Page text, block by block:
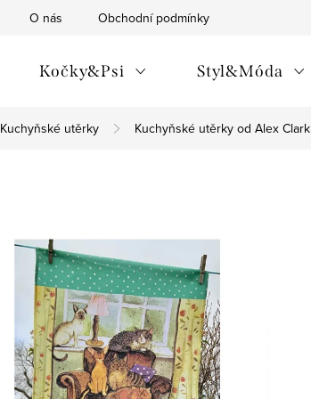
O nás Obchodní podmínky
Kočky&Psi Styl&Móda
Kuchyňské utěrky Kuchyňské utěrky od Alex Clark